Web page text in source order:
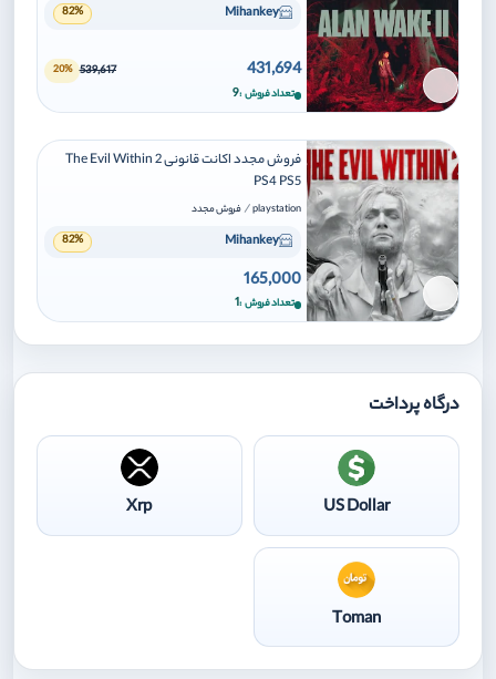
برای افزودن وارد شوید
Mihankey
82%
431,694
539,617
20%
تعداد فروش 9
برای افزودن وارد شوید
فروش مجدد اکانت قانونی The Evil Within 2
PS4 PS5
playstation
/ فروش مجدد
Mihankey
82%
165,000
تعداد فروش 1
درگاه پرداخت
US Dollar
Xrp
Toman